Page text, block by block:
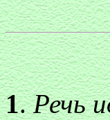
1.Речь